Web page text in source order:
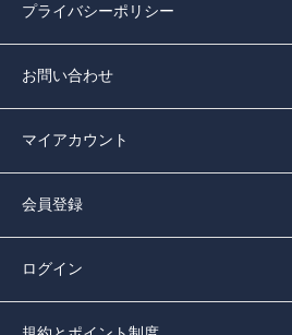
プライバシーポリシー
お問い合わせ
マイアカウント
会員登録
ログイン